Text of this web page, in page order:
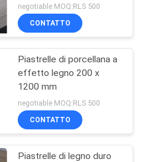
negotiable MOQ:RLS 500
CONTATTO
Piastrelle di porcellana a
effetto legno 200 x
1200 mm
negotiable MOQ:RLS 500
CONTATTO
Piastrelle di legno duro